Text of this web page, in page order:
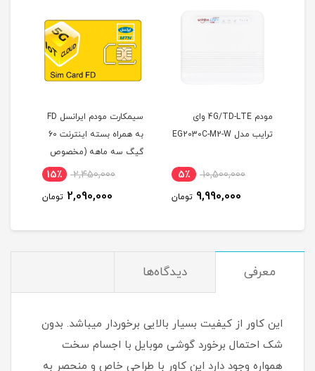
مودم 4G/TD-LTE وای
ترایب مدل EG2030C-M2-W
10,500,000 5٪
9,990,000 تومان
سیمکارت مودم ایرانسل FD
به همراه بسته اینترنت 60
گیگ سه ماهه (مخصوص
2,450,000 15٪
2,090,000 تومان
معرفی دیدگاه‌ها
این کاور از کیفیت بسیار بالایی برخوردار میباشد. بدون
شک احتمال برخورد گوشی موبایل با اجسام سخت
همواره وجود دارد این کاور با طراحی خاص و منحصر به